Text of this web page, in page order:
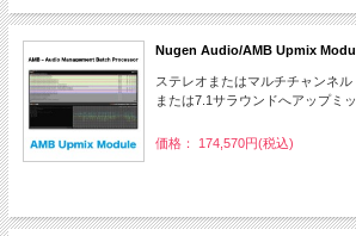
Nugen Audio/AMB Upmix
ステレオまたはマルチチャンネ
または7.1サラウンドへアップミ
価格： 174,570円(税込)